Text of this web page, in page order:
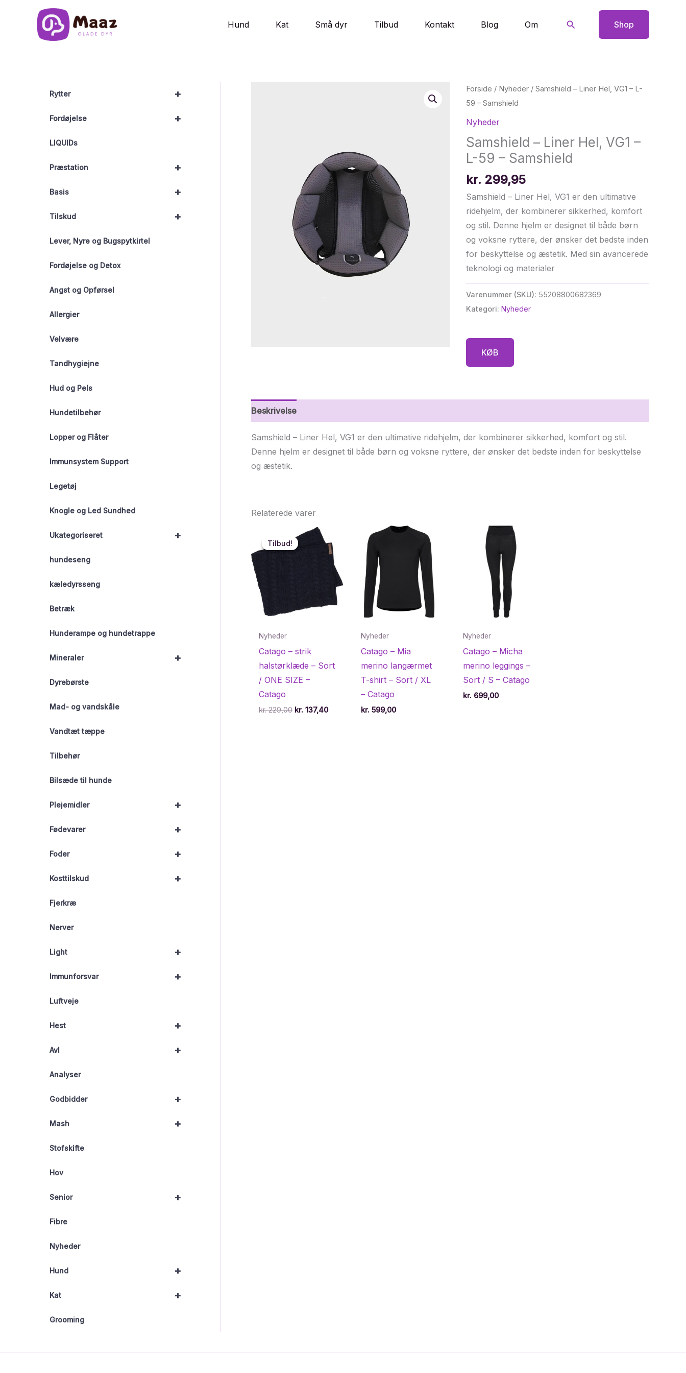
Hund Kat Små dyr Tilbud Kontakt Blog Om Søg Shop
+
Rytter
+
Fordøjelse
LIQUIDs
+
Præstation
+
Basis
+
Tilskud
Lever, Nyre og Bugspytkirtel
Fordøjelse og Detox
Angst og Opførsel
Allergier
Velvære
Tandhygiejne
Hud og Pels
Hundetilbehør
Lopper og Flåter
Immunsystem Support
Legetøj
Knogle og Led Sundhed
+
Ukategoriseret
hundeseng
kæledyrsseng
Betræk
Hunderampe og hundetrappe
+
Mineraler
Dyrebørste
Mad- og vandskåle
Vandtæt tæppe
Tilbehør
Bilsæde til hunde
+
Plejemidler
+
Fødevarer
+
Foder
+
Kosttilskud
Fjerkræ
Nerver
+
Light
+
Immunforsvar
Luftveje
+
Hest
+
Avl
Analyser
+
Godbidder
+
Mash
Stofskifte
Hov
+
Senior
Fibre
Nyheder
+
Hund
+
Kat
Grooming
Forside / Nyheder/ Samshield – Liner Hel, VG1 – L-
59 – Samshield
Nyheder
Samshield – Liner Hel, VG1 –
L-59 – Samshield
kr. 299,95
Samshield – Liner Hel, VG1 er den ultimative
ridehjelm, der kombinerer sikkerhed, komfort
og stil. Denne hjelm er designet til både børn
og voksne ryttere, der ønsker det bedste inden
for beskyttelse og æstetik. Med sin avancerede
teknologi og materialer
Varenummer (SKU): 55208800682369
Kategori: Nyheder
KØB
Beskrivelse
Samshield – Liner Hel, VG1 er den ultimative ridehjelm, der kombinerer sikkerhed, komfort og stil.
Denne hjelm er designet til både børn og voksne ryttere, der ønsker det bedste inden for beskyttelse
og æstetik.
Relaterede varer
Tilbud!
Tilbud!
Nyheder
Catago – strik
halstørklæde – Sort
/ ONE SIZE –
Catago
kr.229,00 Den
kr. 137,40Den
Nyheder
Catago – Mia
merino langærmet
T-shirt – Sort / XL
– Catago
kr.599,00
Nyheder
Catago – Micha
merino leggings –
Sort / S – Catago
kr.699,00